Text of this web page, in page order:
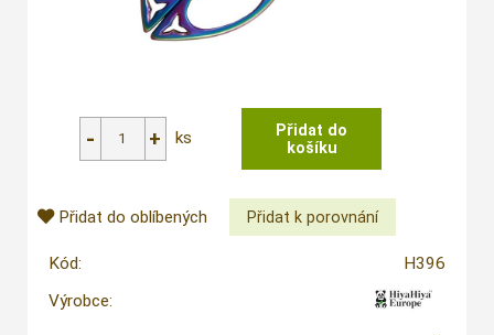
ks
Přidat do oblíbených
Kód:
H396
Výrobce: